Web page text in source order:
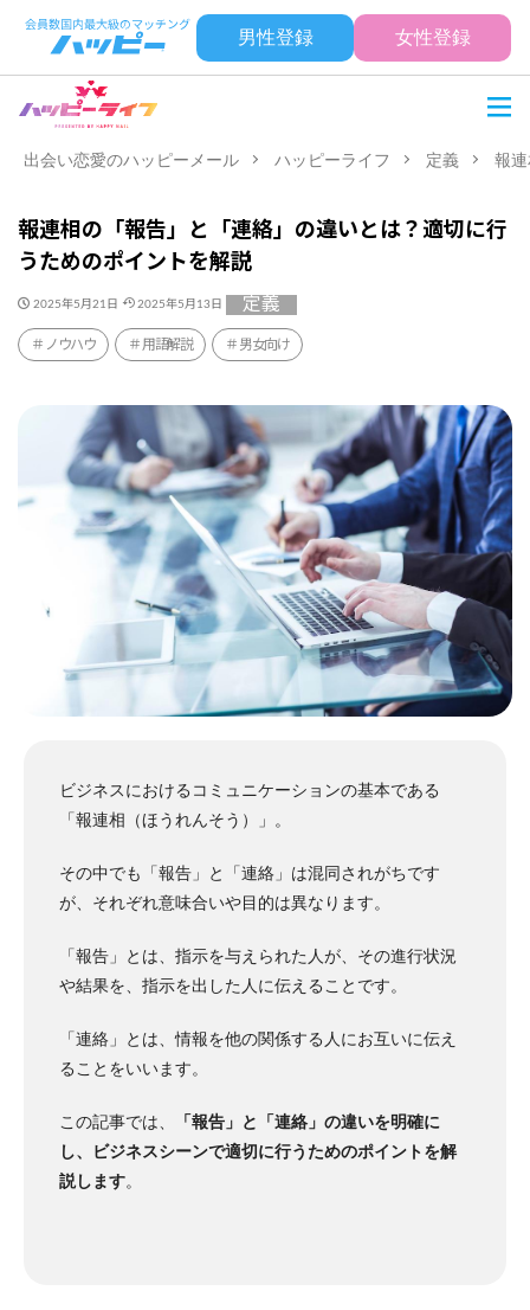
男性登録 女性登録
出会い恋愛のハッピーメール ハッピーライフ 定義 報
報連相の「報告」と「連絡」の違いとは？適切に行
うためのポイントを解説
2025年5月21日 2025年5月13日 定義
ノウハウ 用語解説 男女向け
ビジネスにおけるコミュニケーションの基本である
「報連相（ほうれんそう）」。
その中でも「報告」と「連絡」は混同されがちです
が、それぞれ意味合いや目的は異なります。
「報告」とは、指示を与えられた人が、その進行状況
や結果を、指示を出した人に伝えることです。
「連絡」とは、情報を他の関係する人にお互いに伝え
ることをいいます。
この記事では、
「報告」と「連絡」の違いを明確に
し、ビジネスシーンで適切に行うためのポイントを解
説します。